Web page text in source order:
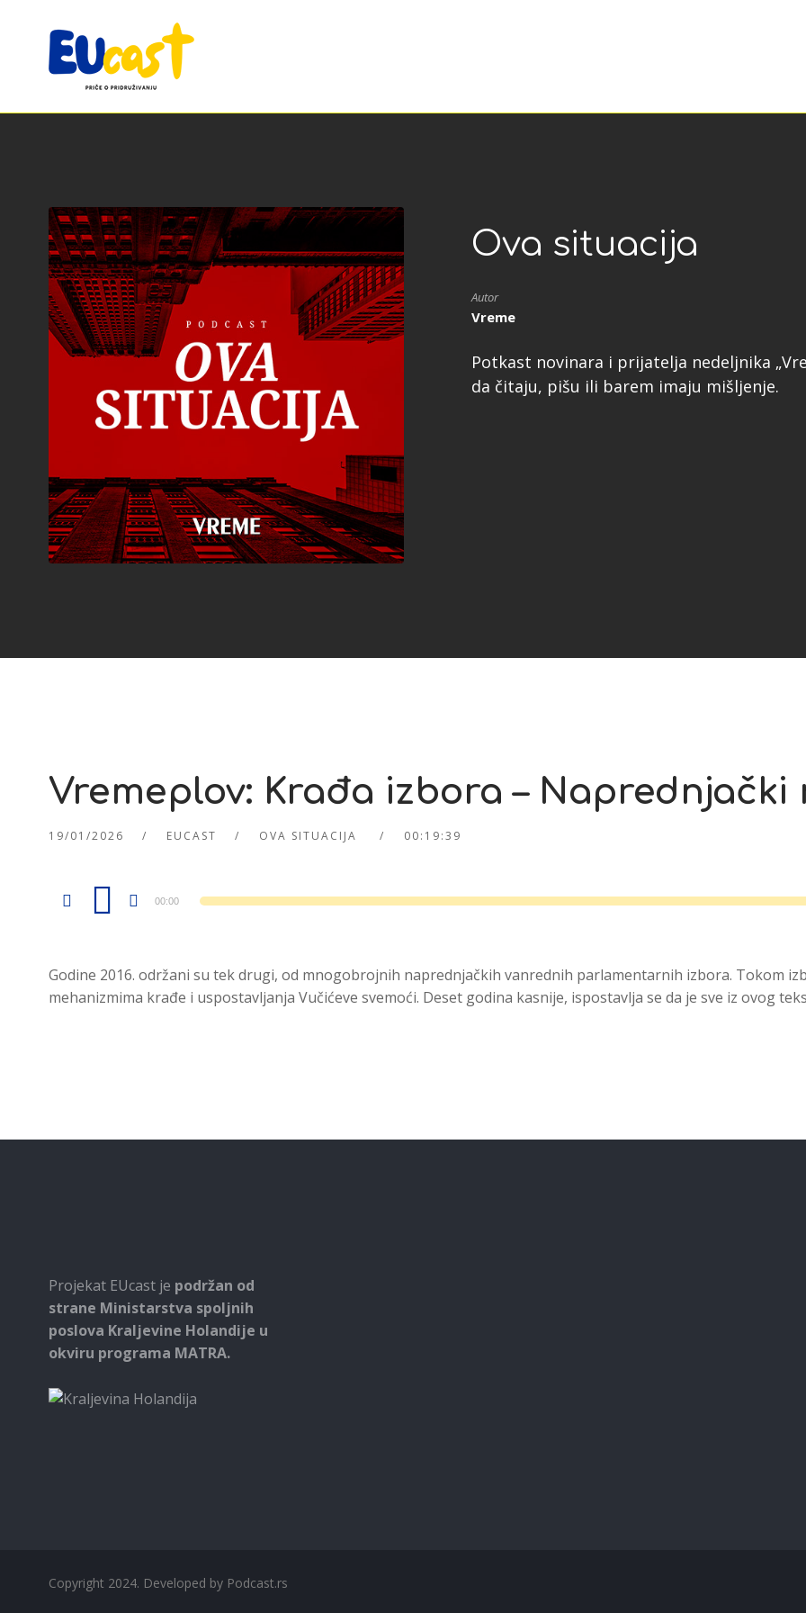
Ova situacija
Autor
Vreme
Potkast novinara i prijatelja nedeljnika
da čitaju, pišu ili barem imaju mišljenje.
Vremeplov: Krađa izbora – Naprednjački
19/01/2026 EUCAST OVA SITUACIJA 00:19:39
Player
00:00
Godine 2016. održani su tek drugi, od mnogobrojnih naprednjačkih vanrednih parlamentarnih izbora. Tokom
mehanizmima krađe i uspostavljanja Vučićeve svemoći. Deset godina kasnije, ispostavlja se da je sve iz ovog
Projekat EUcast je podržan od
strane Ministarstva spoljnih
poslova Kraljevine Holandije u
okviru programa MATRA.
Copyright 2024. Developed by Podcast.rs